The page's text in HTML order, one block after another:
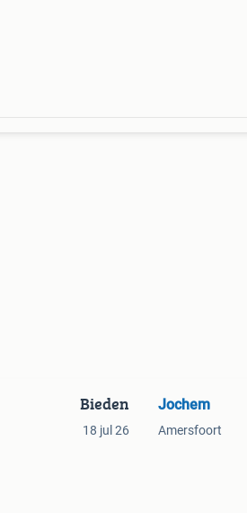
Bieden
18 jul 26
Jochem
Amersfoort